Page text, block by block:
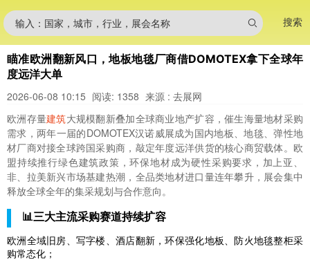
输入：国家，城市，行业，展会名称 搜索
瞄准欧洲翻新风口，地板地毯厂商借DOMOTEX拿下全球年
度远洋大单
2026-06-08 10:15 阅读: 1358 来源 : 去展网
欧洲存量建筑大规模翻新叠加全球商业地产扩容，催生海量地材采购
需求，两年一届的DOMOTEX汉诺威展成为国内地板、地毯、弹性地
材厂商对接全球跨国采购商，敲定年度远洋供货的核心商贸载体。欧
盟持续推行绿色建筑政策，环保地材成为硬性采购要求，加上亚、
非、拉美新兴市场基建热潮，全品类地材进口量连年攀升，展会集中
释放全球全年的集采规划与合作意向。
📊三大主流采购赛道持续扩容
欧洲全域旧房、写字楼、酒店翻新，环保强化地板、防火地毯整柜采
购常态化；